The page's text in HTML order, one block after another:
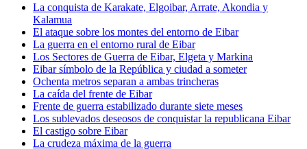
La conquista de Karakate, Elgoibar, Arrate, Akondia y
Kalamua
El ataque sobre los montes del entorno de Eibar
La guerra en el entorno rural de Eibar
Los Sectores de Guerra de Eibar, Elgeta y Markina
Eibar símbolo de la República y ciudad a someter
Ochenta metros separan a ambas trincheras
La caída del frente de Eibar
Frente de guerra estabilizado durante siete meses
Los sublevados deseosos de conquistar la republicana Eibar
El castigo sobre Eibar
La crudeza máxima de la guerra